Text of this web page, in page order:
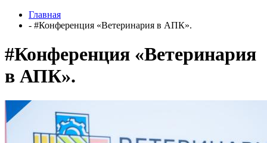
Главная
- #Конференция «Ветеринария в АПК».
#Конференция «Ветеринария
в АПК».